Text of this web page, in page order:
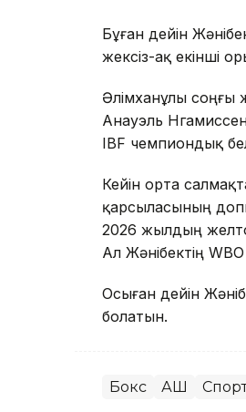
Бұған дейін
жексіз-ақ екінші
Әлімханұлы соңғы
Анауэль
IBF чемпиондық
Кейін орта
қарсыласының
2026 жылдың
Ал Жәнібектің
Осыған дейін
болатын.
Бокс АҚШ